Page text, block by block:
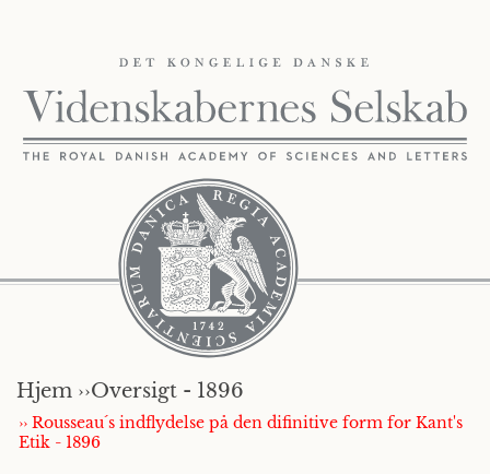
Hjem ››Oversigt - 1896
›› Rousseau´s indflydelse på den difinitive form for Kant's
Etik - 1896